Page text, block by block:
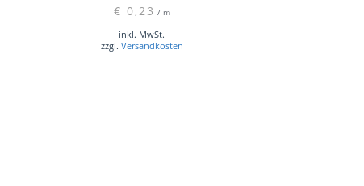
€ 0,23 / m
inkl. MwSt.
zzgl. Versandkosten